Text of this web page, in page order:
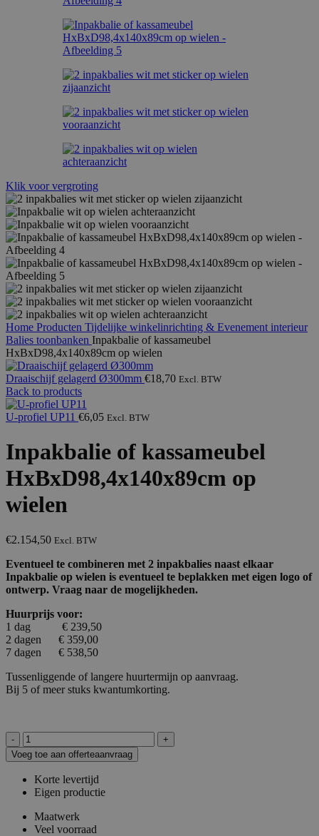
Klik voor vergroting
Home Producten Tijdelijke winkelinrichting & Evenement interieur
Balies toonbanken Inpakbalie of kassameubel
HxBxD98,4x140x89cm op wielen
Draaischijf gelagerd Ø300mm €18,70 Excl. BTW
Back to products
U-profiel UP11 €6,05 Excl. BTW
Inpakbalie of kassameubel
HxBxD98,4x140x89cm op
wielen
€2.154,50 Excl. BTW
Eventueel te combineren met 2 inpakbalies naast elkaar
Inpakbalie op wielen is eventueel te beplakken met eigen logo of
ontwerp. Vraag naar de mogelijkheden.
Huurprijs voor:
1 dag € 239,50
2 dagen € 359,00
7 dagen € 538,50
Tussenliggende of langere huurtermijn op aanvraag.
Bij 5 of meer stuks kwantumkorting.
Inpakbalie
of
kassameubel
HxBxD98,4x140x89cm
op
wielen
aantal
Voeg toe aan offerteaanvraag
Korte levertijd
Eigen productie
Maatwerk
Veel voorraad